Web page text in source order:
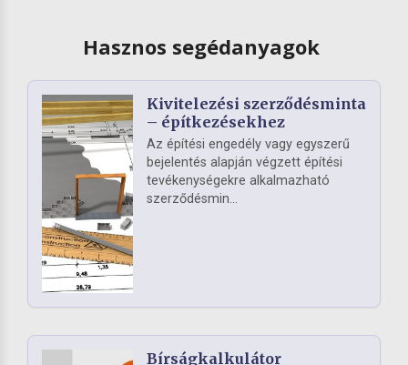
Hasznos segédanyagok
Kivitelezési szerződésminta
– építkezésekhez
Az építési engedély vagy egyszerű
bejelentés alapján végzett építési
tevékenységekre alkalmazható
szerződésmin...
Bírságkalkulátor